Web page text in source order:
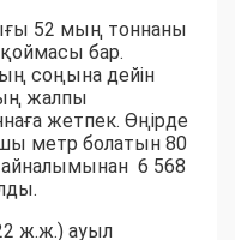
52 мың тоннаны
бар.
соңына дейін
жалпы
жетпек. Өңірде
метр болатын 80
6 568
ж.ж.) ауыл